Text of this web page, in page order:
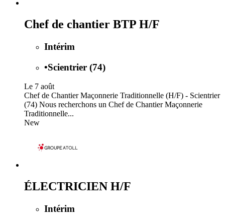
Chef de chantier BTP H/F
Intérim
•Scientrier (74)
Le 7 août
Chef de Chantier Maçonnerie Traditionnelle (H/F) - Scientrier
(74) Nous recherchons un Chef de Chantier Maçonnerie
Traditionnelle...
New
ÉLECTRICIEN H/F
Intérim